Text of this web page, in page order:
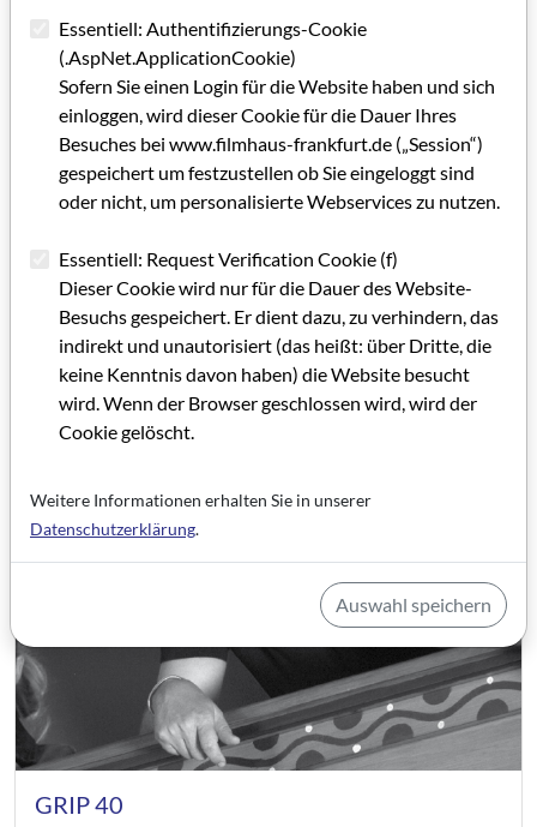
GRIP 40
Essentiell: Authentifizierungs-Cookie
(.AspNet.ApplicationCookie)
Sofern Sie einen Login für die Website haben und sich
einloggen, wird dieser Cookie für die Dauer Ihres
Besuches bei www.filmhaus-frankfurt.de („Session“)
gespeichert um festzustellen ob Sie eingeloggt sind
oder nicht, um personalisierte Webservices zu nutzen.
Essentiell: Request Verification Cookie (f)
Dieser Cookie wird nur für die Dauer des Website-
Besuchs gespeichert. Er dient dazu, zu verhindern, das
indirekt und unautorisiert (das heißt: über Dritte, die
keine Kenntnis davon haben) die Website besucht
wird. Wenn der Browser geschlossen wird, wird der
Cookie gelöscht.
Weitere Informationen erhalten Sie in unserer
Datenschutzerklärung.
Auswahl speichern